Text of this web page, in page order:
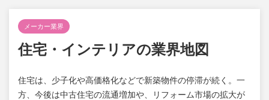
メーカー業界
住宅・インテリアの業界地図
住宅は、少子化や高価格化などで新築物件の停滞が続く。一
方、今後は中古住宅の流通増加や、リフォーム市場の拡大が